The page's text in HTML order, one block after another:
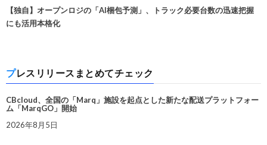
【独自】オープンロジの「AI梱包予測」、トラック必要台数の迅速把握
にも活用本格化
プレスリリースまとめてチェック
CBcloud、全国の「Marq」施設を起点とした新たな配送プラットフォー
ム「MarqGO」開始
2026年8月5日